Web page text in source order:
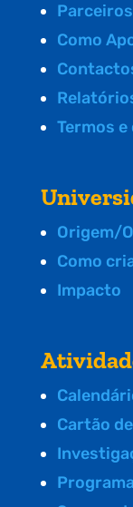
Parceiros
Como
Termos
Origem/
Como
Impacto
Cartão